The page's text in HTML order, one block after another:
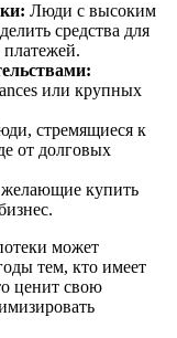
Люди с высоким
средства для
или крупных
стремящиеся к
от долговых
купить
может
тем, кто имеет
ценит свою